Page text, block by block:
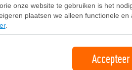
Merk:Puma
55,95
onze website te gebruiken is het
plaatsen we alleen functionele en
.
Accepteer